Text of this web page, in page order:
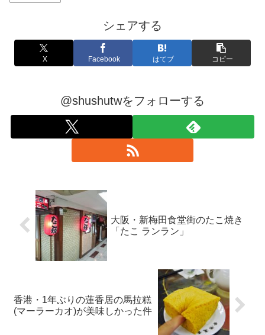
シェアする
X Facebook はてブ コピー
@shushutwをフォローする
大阪・新梅田食堂街のたこ焼き
「たこ ランラン」
香港・1年ぶりの蓮香居の馬拉糕
(マーラーカオ)が美味しかった件